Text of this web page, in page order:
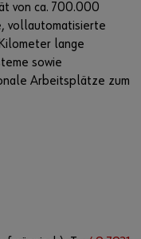
verwenden, um das
aufzurufen:
von ca. 700.000
vollautomatisierte
lange
sowie
Arbeitsplätze zum